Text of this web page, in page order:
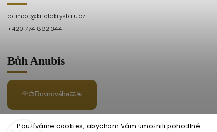
Používáme cookies, abychom Vám umožnili pohodlné
pomoc@kridlakrystalu.cz
+420 774 882 344
Bůh Anubis
🌹⚖️Rovnováha⚖️☀️